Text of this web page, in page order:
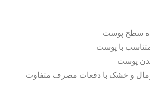
سطح پوست
پوست
و خشک با دفعات مصرف متفاوت